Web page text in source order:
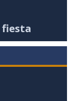
fiesta